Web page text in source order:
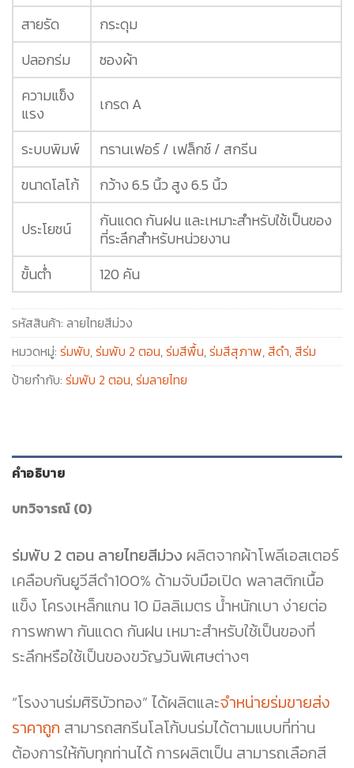
สายรัด
กระดุม
ปลอกร่ม
ซองผ้า
ความแข็ง
แรง
เกรด A
ระบบพิมพ์
ทรานเฟอร์ / เฟล็กซ์ / สกรีน
ขนาดโลโก้
กว้าง 6.5 นิ้ว สูง 6.5 นิ้ว
ประโยชน์
กันแดด กันฝน และเหมาะสำหรับใช้เป็นของ
ที่ระลึกสำหรับหน่วยงาน
ขั้นต่ำ
120 คัน
รหัสสินค้า: ลายไทยสีม่วง
หมวดหมู่: ร่มพับ,ร่มพับ 2 ตอน,ร่มสีพื้น,ร่มสีสุภาพ,สีดำ,สีร่ม
ป้ายกำกับ: ร่มพับ 2 ตอน,ร่มลายไทย
คำอธิบาย
บทวิจารณ์ (0)
ร่มพับ 2 ตอน ลายไทยสีม่วง ผลิตจากผ้าโพลีเอสเตอร์
เคลือบกันยูวีสีดำ100% ด้ามจับมือเปิด พลาสติกเนื้อ
แข็ง โครงเหล็กแกน 10 มิลลิเมตร น้ำหนักเบา ง่ายต่อ
การพกพา กันแดด กันฝน เหมาะสำหรับใช้เป็นของที่
ระลึกหรือใช้เป็นของขวัญวันพิเศษต่างๆ
“โรงงานร่มศิริบัวทอง” ได้ผลิตและจำหน่ายร่มขายส่ง
ราคาถูก สามารถสกรีนโลโก้บนร่มได้ตามแบบที่ท่าน
ต้องการให้กับทุกท่านได้ การผลิตเป็น สามารถเลือกสี